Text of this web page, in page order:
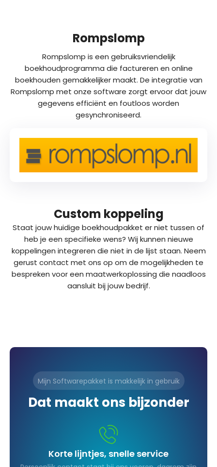
Rompslomp
Rompslomp is een gebruiksvriendelijk
boekhoudprogramma die factureren en online
boekhouden gemakkelijker maakt. De integratie van
Rompslomp met onze software zorgt ervoor dat jouw
gegevens efficiënt en foutloos worden
gesynchroniseerd.
Custom koppeling
Staat jouw huidige boekhoudpakket er niet tussen of
heb je een specifieke wens? Wij kunnen nieuwe
koppelingen integreren die niet in de lijst staan. Neem
gerust contact met ons op om de mogelijkheden te
bespreken voor een maatwerkoplossing die naadloos
aansluit bij jouw bedrijf.
Mijn Softwarepakket is makkelijk in gebruik
Dat maakt ons bijzonder
Korte lijntjes, snelle service